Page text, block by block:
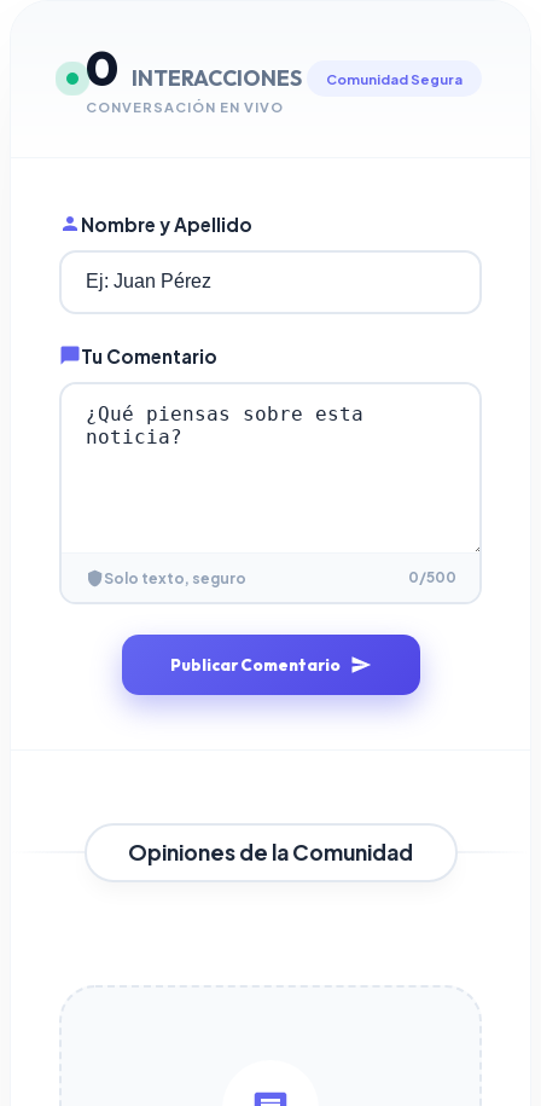
0 INTERACCIONES
CONVERSACIÓN EN VIVO
Comunidad Segura
Nombre y Apellido
Tu Comentario
Solo texto, seguro 0/500
Publicar Comentario
Opiniones de la Comunidad